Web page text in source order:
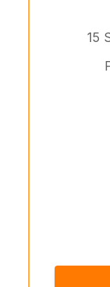
15